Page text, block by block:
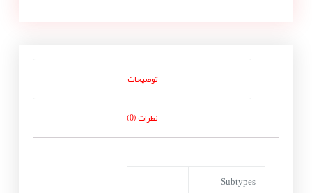
توضیحات
نظرات (0)
Subtypes